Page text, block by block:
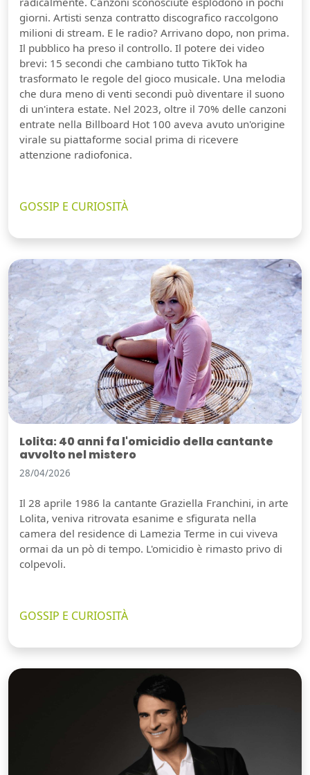
giorni. Artisti senza contratto discografico raccolgono
milioni di stream. E le radio? Arrivano dopo, non prima.
Il pubblico ha preso il controllo. Il potere dei video
brevi: 15 secondi che cambiano tutto TikTok ha
trasformato le regole del gioco musicale. Una melodia
che dura meno di venti secondi può diventare il suono
di un'intera estate. Nel 2023, oltre il 70% delle canzoni
entrate nella Billboard Hot 100 aveva avuto un'origine
virale su piattaforme social prima di ricevere
attenzione radiofonica.
GOSSIP E CURIOSITÀ
Lolita: 40 anni fa l'omicidio della cantante
avvolto nel mistero
28/04/2026
Il 28 aprile 1986 la cantante Graziella Franchini, in arte
Lolita, veniva ritrovata esanime e sfigurata nella
camera del residence di Lamezia Terme in cui viveva
ormai da un pò di tempo. L'omicidio è rimasto privo di
colpevoli.
GOSSIP E CURIOSITÀ